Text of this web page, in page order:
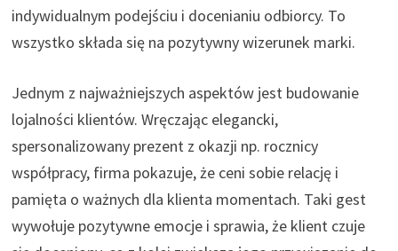
indywidualnym podejściu i docenianiu odbiorcy. To
wszystko składa się na pozytywny wizerunek marki.
Jednym z najważniejszych aspektów jest budowanie
lojalności klientów. Wręczając elegancki,
spersonalizowany prezent z okazji np. rocznicy
współpracy, firma pokazuje, że ceni sobie relację i
pamięta o ważnych dla klienta momentach. Taki gest
wywołuje pozytywne emocje i sprawia, że klient czuje